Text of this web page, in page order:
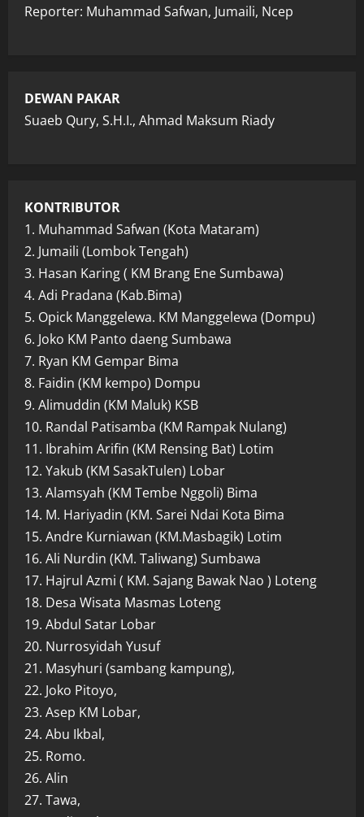
Reporter: Muhammad Safwan, Jumaili, Ncep
DEWAN PAKAR
Suaeb Qury, S.H.I., Ahmad Maksum Riady
KONTRIBUTOR
1. Muhammad Safwan (Kota Mataram)
2. Jumaili (Lombok Tengah)
3. Hasan Karing ( KM Brang Ene Sumbawa)
4. Adi Pradana (Kab.Bima)
5. Opick Manggelewa. KM Manggelewa (Dompu)
6. Joko KM Panto daeng Sumbawa
7. Ryan KM Gempar Bima
8. Faidin (KM kempo) Dompu
9. Alimuddin (KM Maluk) KSB
10. Randal Patisamba (KM Rampak Nulang)
11. Ibrahim Arifin (KM Rensing Bat) Lotim
12. Yakub (KM SasakTulen) Lobar
13. Alamsyah (KM Tembe Nggoli) Bima
14. M. Hariyadin (KM. Sarei Ndai Kota Bima
15. Andre Kurniawan (KM.Masbagik) Lotim
16. Ali Nurdin (KM. Taliwang) Sumbawa
17. Hajrul Azmi ( KM. Sajang Bawak Nao ) Loteng
18. Desa Wisata Masmas Loteng
19. Abdul Satar Lobar
20. Nurrosyidah Yusuf
21. Masyhuri (sambang kampung),
22. Joko Pitoyo,
23. Asep KM Lobar,
24. Abu Ikbal,
25. Romo.
26. Alin
27. Tawa,